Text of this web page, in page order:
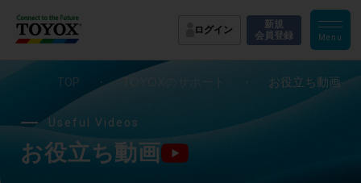
ログイン
新規
会員登録
TOP ・ TOYOXのサポート お役立ち動画
Useful Videos
お役立ち動画